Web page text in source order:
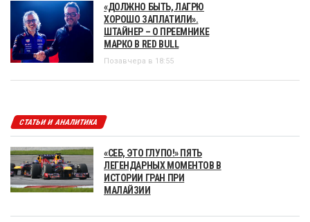
«ДОЛЖНО БЫТЬ, ЛАГРЮ
ХОРОШО ЗАПЛАТИЛИ».
ШТАЙНЕР – О ПРЕЕМНИКЕ
МАРКО В RED BULL
Позавчера в 18:55
СТАТЬИ И АНАЛИТИКА
«СЕБ, ЭТО ГЛУПО!» ПЯТЬ
ЛЕГЕНДАРНЫХ МОМЕНТОВ В
ИСТОРИИ ГРАН ПРИ
МАЛАЙЗИИ